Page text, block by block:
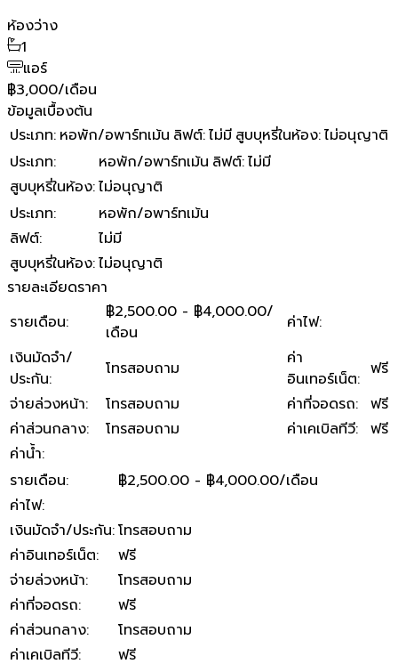
ห้องว่าง
1
แอร์
฿3,000/เดือน
ข้อมูลเบื้องต้น
ประเภท: หอพัก/อพาร์ทเม้น ลิฟต์:ไม่มี สูบบุหรี่ในห้อง:ไม่อนุญาติ
ประเภท: หอพัก/อพาร์ทเม้น ลิฟต์:ไม่มี
สูบบุหรี่ในห้อง:ไม่อนุญาติ
ประเภท:
หอพัก/อพาร์ทเม้น
ลิฟต์:
ไม่มี
สูบบุหรี่ในห้อง:ไม่อนุญาติ
รายละเอียดราคา
รายเดือน:
฿2,500.00 - ฿4,000.00/
เดือน
ค่าไฟ:
เงินมัดจำ/
ประกัน: โทรสอบถาม
ค่า
อินเทอร์เน็ต: ฟรี
จ่ายล่วงหน้า: โทรสอบถาม ค่าที่จอดรถ: ฟรี
ค่าส่วนกลาง: โทรสอบถาม ค่าเคเบิลทีวี: ฟรี
ค่าน้ำ:
รายเดือน:
฿2,500.00 - ฿4,000.00/เดือน
ค่าไฟ:
เงินมัดจำ/ประกัน:โทรสอบถาม
ค่าอินเทอร์เน็ต:
ฟรี
จ่ายล่วงหน้า:
โทรสอบถาม
ค่าที่จอดรถ:
ฟรี
ค่าส่วนกลาง:
โทรสอบถาม
ค่าเคเบิลทีวี: ฟรี